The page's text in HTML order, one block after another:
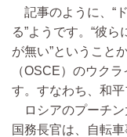
記事のように、“
る”ようです。“彼
が無い”ということ
（OSCE）のウク
す。すなわち、和平
ロシアのプーチン
国務長官は、自転